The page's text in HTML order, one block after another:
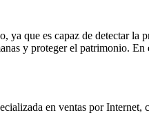
que es capaz de detectar la
y proteger el patrimonio.
en ventas por